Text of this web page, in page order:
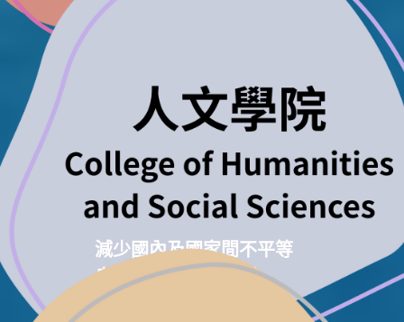
減少國內及國家間不平等
良好健康與社會福利
和平與正義